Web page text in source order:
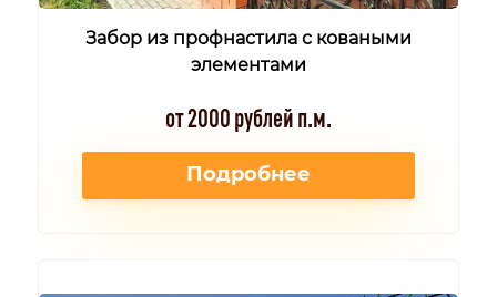
Забор из профнастила с коваными
элементами
от 2000 рублей п.м.
Подробнее